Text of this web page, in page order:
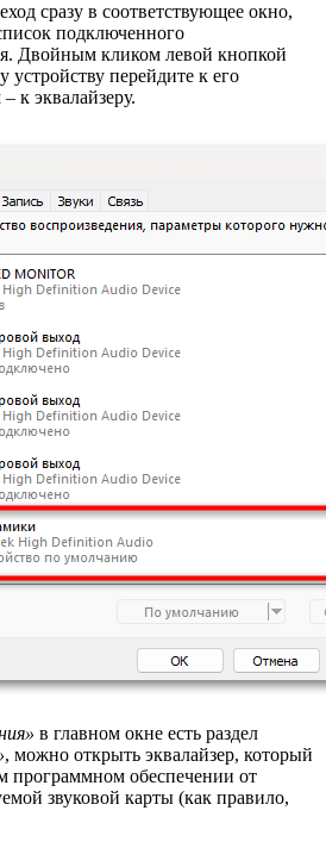
сразу в соответствующее окно,
подключенного
Двойным кликом левой кнопкой
перейдите к его
к эквалайзеру.
в главном окне есть раздел
, можно открыть эквалайзер, который
программном обеспечении от
звуковой карты (как правило,